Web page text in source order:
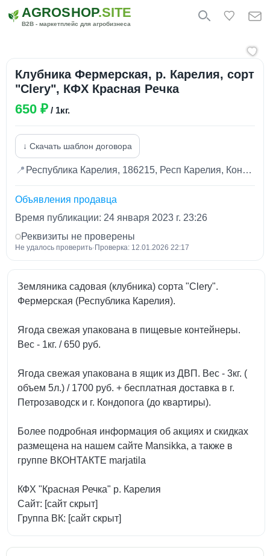
AGROSHOP.SITE
B2B - маркетплейс для агробизнеса
Клубника Фермерская, р. Карелия, сорт
"Clery", КФХ Красная Речка
650 ₽ / 1кг.
↓ Скачать шаблон договора
📍 Республика Карелия, 186215, Респ Карелия, Кондопожский р-н, деревня Красная Речка
Объявления продавца
Время публикации: 24 января 2023 г. 23:26
Реквизиты не проверены
Не удалось проверить· Проверка: 12.01.2026 22:17
Земляника садовая (клубника) сорта "Clery".
Фермерская (Республика Карелия).
Ягода свежая упакована в пищевые контейнеры.
Вес - 1кг. / 650 руб.
Ягода свежая упакована в ящик из ДВП. Вес - 3кг. (
объем 5л.) / 1700 руб. + бесплатная доставка в г.
Петрозаводск и г. Кондопога (до квартиры).
Более подробная информация об акциях и скидках
размещена на нашем сайте Mansikka, а также в
группе ВКОНТАКТЕ marjatila
КФХ "Красная Речка" р. Карелия
Сайт: [сайт скрыт]
Группа ВК: [сайт скрыт]